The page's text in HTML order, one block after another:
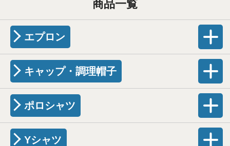
商品一覧
エプロン
キャップ・調理帽子
ポロシャツ
Yシャツ